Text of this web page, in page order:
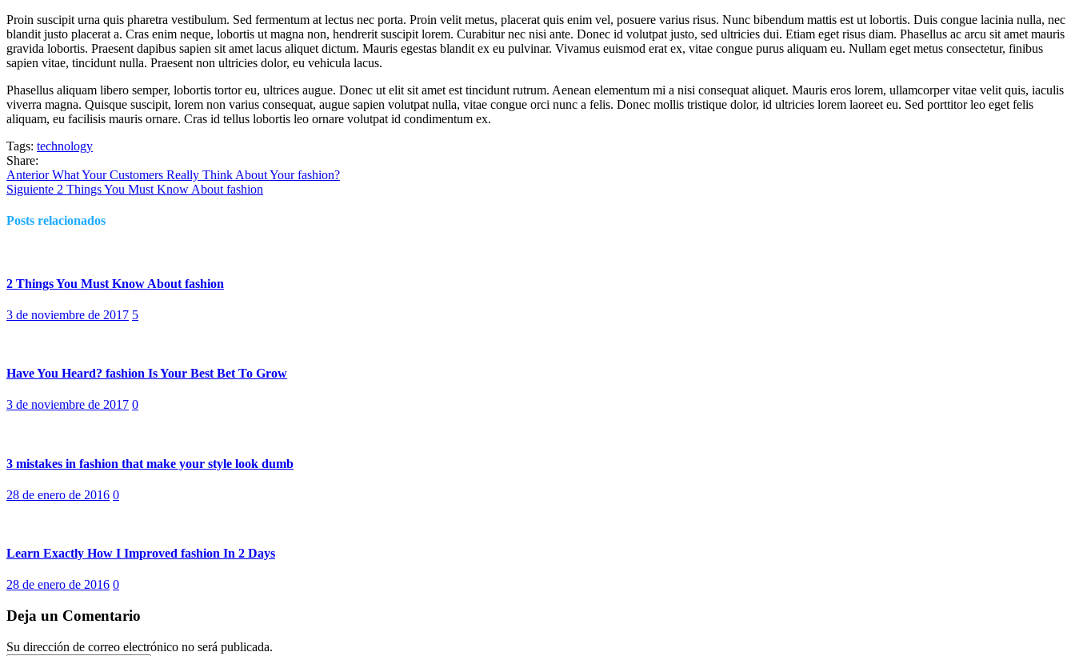
Proin suscipit urna quis pharetra vestibulum. Sed fermentum at lectus nec porta. Proin velit metus, placerat quis enim vel, posuere varius risus. Nunc bibendum mattis est ut lobortis. Duis congue lacinia nulla, nec
blandit justo placerat a. Cras enim neque, lobortis ut magna non, hendrerit suscipit lorem. Curabitur nec nisi ante. Donec id volutpat justo, sed ultricies dui. Etiam eget risus diam. Phasellus ac arcu sit amet mauris
gravida lobortis. Praesent dapibus sapien sit amet lacus aliquet dictum. Mauris egestas blandit ex eu pulvinar. Vivamus euismod erat ex, vitae congue purus aliquam eu. Nullam eget metus consectetur, finibus
sapien vitae, tincidunt nulla. Praesent non ultricies dolor, eu vehicula lacus.
Phasellus aliquam libero semper, lobortis tortor eu, ultrices augue. Donec ut elit sit amet est tincidunt rutrum. Aenean elementum mi a nisi consequat aliquet. Mauris eros lorem, ullamcorper vitae velit quis, iaculis
viverra magna. Quisque suscipit, lorem non varius consequat, augue sapien volutpat nulla, vitae congue orci nunc a felis. Donec mollis tristique dolor, id ultricies lorem laoreet eu. Sed porttitor leo eget felis
aliquam, eu facilisis mauris ornare. Cras id tellus lobortis leo ornare volutpat id condimentum ex.
Tags: technology
Share:
Navegación
de
entradas
Anterior Post
anterior:
What Your Customers Really Think About Your fashion?
Siguiente Próximo
2 Things You Must Know About fashion
Posts relacionados
2 Things You Must Know About fashion
Posted
3 de noviembre de 2017 5
Have You Heard? fashion Is Your Best Bet To Grow
Posted
3 de noviembre de 2017 0
3 mistakes in fashion that make your style look dumb
Posted
28 de enero de 2016 0
Learn Exactly How I Improved fashion In 2 Days
Posted
28 de enero de 2016 0
Deja un Comentario
Su dirección de correo electrónico no será publicada.